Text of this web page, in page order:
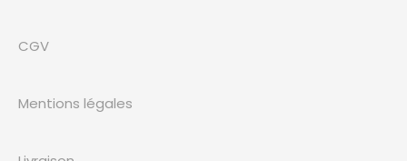
CGV
Mentions légales